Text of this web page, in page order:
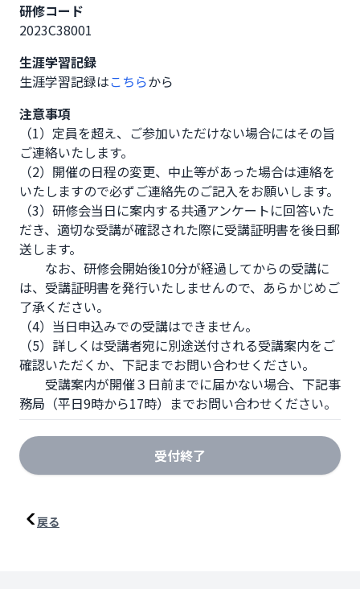
研修コード
2023C38001
生涯学習記録
生涯学習記録はこちらから
注意事項
（1）定員を超え、ご参加いただけない場合にはその旨
ご連絡いたします。
（2）開催の日程の変更、中止等があった場合は連絡を
いたしますので必ずご連絡先のご記入をお願いします。
（3）研修会当日に案内する共通アンケートに回答いた
だき、適切な受講が確認された際に受講証明書を後日郵
送します。
なお、研修会開始後10分が経過してからの受講に
は、受講証明書を発行いたしませんので、あらかじめご
了承ください。
（4）当日申込みでの受講はできません。
（5）詳しくは受講者宛に別途送付される受講案内をご
確認いただくか、下記までお問い合わせください。
受講案内が開催３日前までに届かない場合、下記事
務局（平日9時から17時）までお問い合わせください。
受付終了
戻る